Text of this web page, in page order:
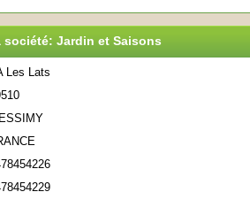
Jardin et Saisons
Les Lats